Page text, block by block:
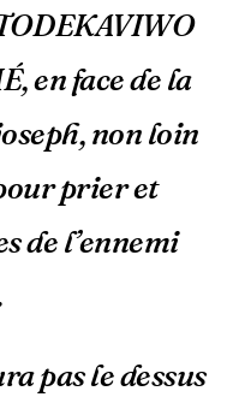
en face de la
non loin
prier et
de l’ennemi
pas le dessus